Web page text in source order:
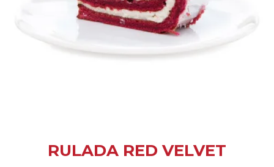
RULADA RED VELVET